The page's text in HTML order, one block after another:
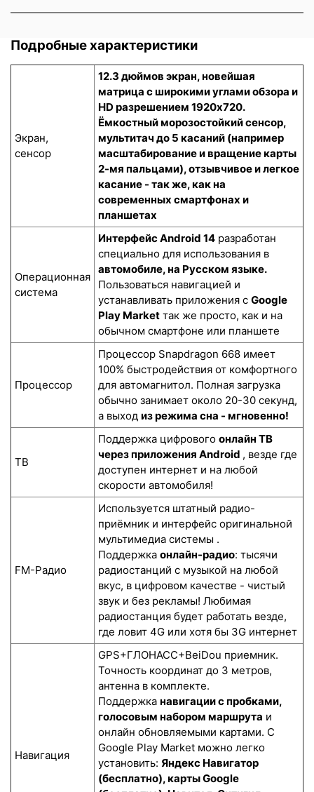
Подробные характеристики
Экран,
сенсор
12.3 дюймов экран, новейшая
матрица с широкими углами обзора и
HD разрешением 1920x720.
Ёмкостный морозостойкий сенсор,
мультитач до 5 касаний (например
масштабирование и вращение карты
2-мя пальцами), отзывчивое и легкое
касание - так же, как на
современных смартфонах и
планшетах
Операционная
система
Интерфейс Android 14 разработан
специально для использования в
автомобиле, на Русском языке.
Пользоваться навигацией и
устанавливать приложения с Google
Play Market так же просто, как и на
обычном смартфоне или планшете
Процессор
Процессор Snapdragon 668 имеет
100% быстродействия от комфортного
для автомагнитол. Полная загрузка
обычно занимает около 20-30 секунд,
а выход из режима сна - мгновенно!
ТВ
Поддержка цифрового онлайн ТВ
через приложения Android , везде где
доступен интернет и на любой
скорости автомобиля!
FM-Радио
Используется штатный радио-
приёмник и интерфейс оригинальной
мультимедиа системы .
Поддержка онлайн-радио: тысячи
радиостанций с музыкой на любой
вкус, в цифровом качестве - чистый
звук и без рекламы! Любимая
радиостанция будет работать везде,
где ловит 4G или хотя бы 3G интернет
Навигация
GPS+ГЛОНАСС+BeiDou приемник.
Точность координат до 3 метров,
антенна в комплекте.
Поддержка навигации с пробками,
голосовым набором маршрута и
онлайн обновляемыми картами. С
Google Play Market можно легко
установить: Яндекс Навигатор
(бесплатно), карты Google